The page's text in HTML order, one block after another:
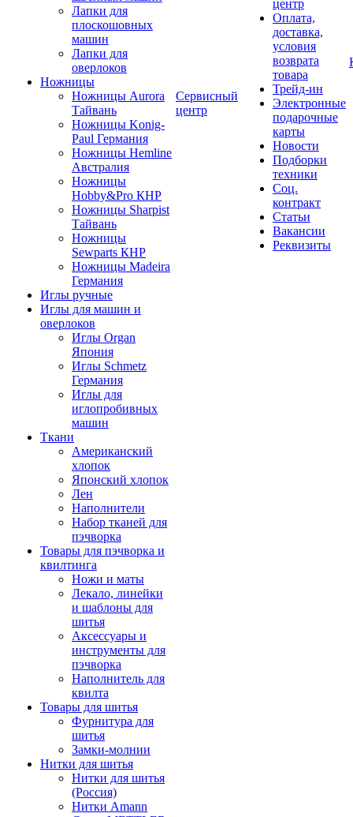
Лапки для
плоскошовных
машин
Лапки для
оверлоков
Ножницы
Ножницы Aurora
Тайвань
Ножницы Konig-
Paul Германия
Ножницы Hemline
Австралия
Ножницы
Hobby&Pro КНР
Ножницы Sharpist
Тайвань
Ножницы
Sewparts КНР
Ножницы Madeira
Германия
Иглы ручные
Иглы для машин и
оверлоков
Иглы Organ
Япония
Иглы Schmetz
Германия
Иглы для
иглопробивных
машин
Ткани
Американский
хлопок
Японский хлопок
Лен
Наполнители
Набор тканей для
пэчворка
Товары для пэчворка и
квилтинга
Ножи и маты
Лекало, линейки
и шаблоны для
шитья
Аксессуары и
инструменты для
пэчворка
Наполнитель для
квилта
Товары для шитья
Фурнитура для
шитья
Замки-молнии
Нитки для шитья
Нитки для шитья
(Россия)
Нитки Amann
Сервисный
центр
центр
Оплата,
доставка,
условия
возврата
товара
Трейд-ин
Электронные
подарочные
карты
Новости
Подборки
техники
Соц.
контракт
Статьи
Вакансии
Реквизиты